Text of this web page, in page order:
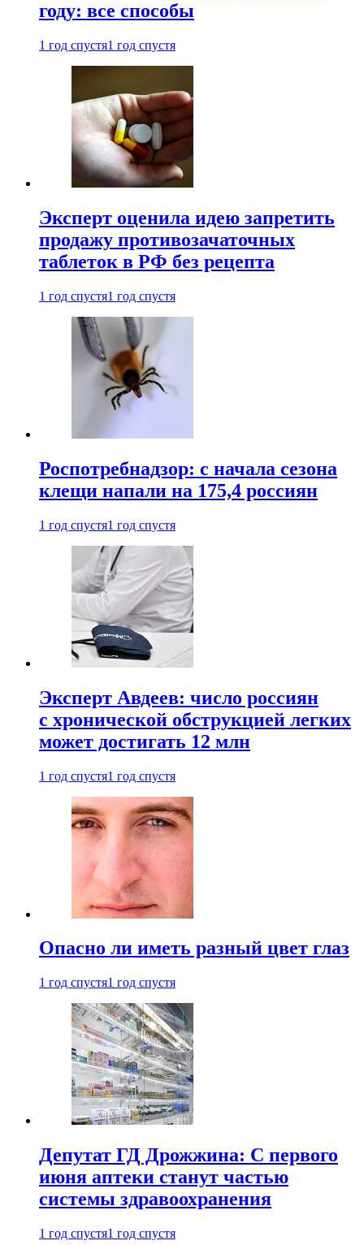
году: все способы
1 год спустя1 год спустя
Эксперт оценила идею запретить
продажу противозачаточных
таблеток в РФ без рецепта
1 год спустя1 год спустя
Роспотребнадзор: с начала сезона
клещи напали на 175,4 россиян
1 год спустя1 год спустя
Эксперт Авдеев: число россиян
с хронической обструкцией легких
может достигать 12 млн
1 год спустя1 год спустя
Опасно ли иметь разный цвет глаз
1 год спустя1 год спустя
Депутат ГД Дрожжина: С первого
июня аптеки станут частью
системы здравоохранения
1 год спустя1 год спустя